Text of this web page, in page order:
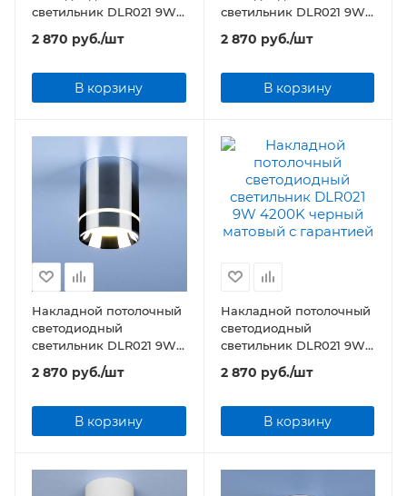
светильник DLR021 9W
4200K белый матовый
2 870 руб./шт
В корзину
светильник DLR021 9W
4200K хром матовый
2 870 руб./шт
В корзину
Накладной потолочный
светодиодный
светильник DLR021 9W
4200K хром
2 870 руб./шт
В корзину
Накладной потолочный
светодиодный
светильник DLR021 9W
4200K черный матовый
2 870 руб./шт
В корзину